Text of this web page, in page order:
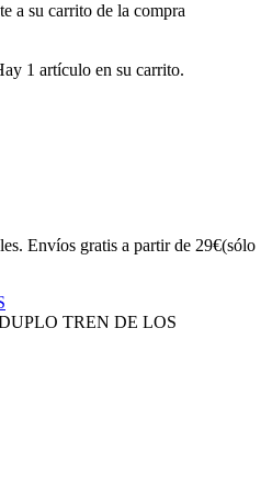
a su carrito de la compra
1 artículo en su carrito.
Envíos gratis a partir de 29€(sólo
TREN DE LOS